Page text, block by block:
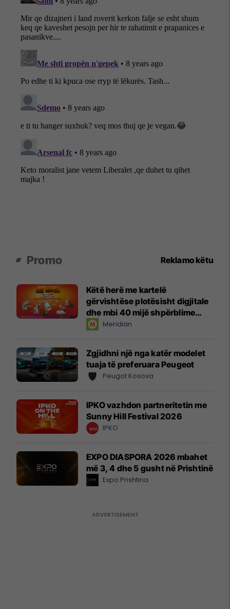
Promo Reklamo këtu
Këtë herë me kartelë
gërvishtëse plotësisht digjitale
dhe mbi 40 mijë shpërblime
instant!Meridian
Zgjidhni një nga katër modelet
tuaja të preferuara Peugeot
Peugot Kosova
IPKO vazhdon partneritetin me
Sunny Hill Festival 2026
IPKO
EXPO DIASPORA 2026 mbahet
më 3, 4 dhe 5 gusht në Prishtinë
Expo Prishtina